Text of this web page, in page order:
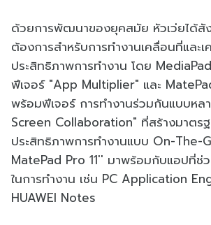
ด้วยการพัฒนาของยุคสมัย หัวเว่ยได้สั
ต้องการสำหรับการทำงานเคลื่อนที่และ
ประสิทธิภาพการทำงาน โดย
ฟีเจอร์ "App Multiplier" และ
พร้อมฟีเจอร์ การทำงานร่วมกันแบบหล
Screen Collaboration" ที่สร้างมาตรฐ
ประสิทธิภาพการทำงานแบบ On-The-
MatePad Pro 11'' มาพร้อมกับแอปที่ช่
ในการทำงาน เช่น PC Application
HUAWEI Notes